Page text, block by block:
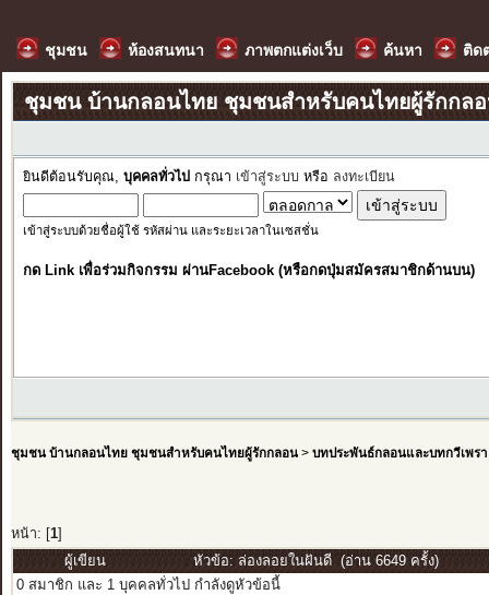
ชุมชน ห้องสนทนา ภาพตกแต่งเว็บ ค้นหา ติด
ชุมชน บ้านกลอนไทย ชุมชนสำหรับคนไทยผู้รักกล
ยินดีต้อนรับคุณ, บุคคลทั่วไป กรุณา เข้าสู่ระบบ หรือ ลงทะเบียน
เข้าสู่ระบบด้วยชื่อผู้ใช้ รหัสผ่าน และระยะเวลาในเซสชั่น
กด Link เพื่อร่วมกิจกรรม ผ่านFacebook (หรือกดปุ่มสมัครสมาชิกด้านบน)
ชุมชน บ้านกลอนไทย ชุมชนสำหรับคนไทยผู้รักกลอน> บทประพันธ์กลอนและบทกวีเพรา
หน้า: [ 1]
ผู้เขียน
หัวข้อ: ล่องลอยในฝันดี (อ่าน 6649 ครั้ง)
0 สมาชิก และ 1 บุคคลทั่วไป กำลังดูหัวข้อนี้